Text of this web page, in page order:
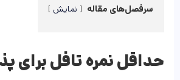
سرفصل‌های مقاله نمایش
حداقل نمره تافل برای